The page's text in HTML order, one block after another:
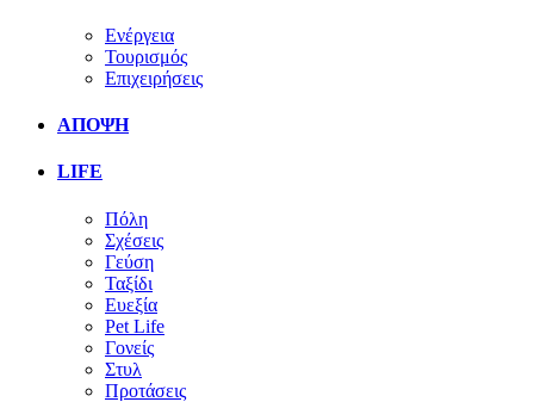
Ενέργεια
Τουρισμός
Επιχειρήσεις
ΑΠΟΨΗ
LIFE
Πόλη
Σχέσεις
Γεύση
Ταξίδι
Ευεξία
Pet Life
Γονείς
Στυλ
Προτάσεις